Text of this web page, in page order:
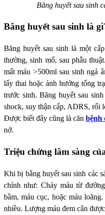
Băng huyết sau sinh
Băng huyết sau sinh là
Băng huyết sau sinh là một
thường, sinh mổ, sau phẫu
mất máu >500ml sau sinh ngả
lấy thai hoặc ảnh hưởng tổng
trước sinh. Băng huyết sau
shock, suy thận cấp, ADRS, rối
Được biết đây cũng là căn bệnh
nở.
Triệu chứng lâm sàng
Khi bị bằng huyết sau sinh các
chính như: Chảy máu từ
bầm, máu cục, hoặc máu
nhiều. Lượng máu đem cân